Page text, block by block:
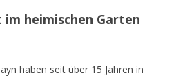
heimischen Garten
haben seit über 15 Jahren in